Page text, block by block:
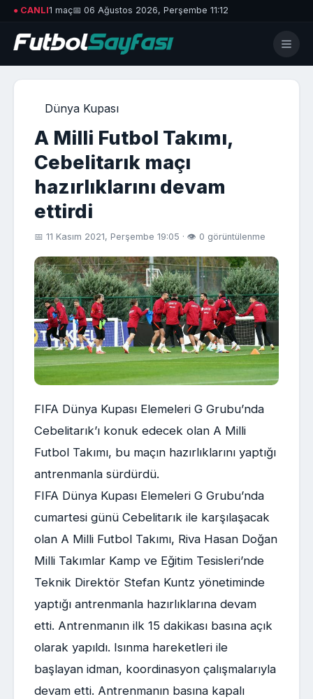
● CANLI1 maç📅 06 Ağustos 2026, Perşembe 11:12
Dünya Kupası
A Milli Futbol Takımı,
Cebelitarık maçı
hazırlıklarını devam
ettirdi
📅 11 Kasım 2021, Perşembe 19:05 · 👁 0 görüntülenme
FIFA Dünya Kupası Elemeleri G Grubu’nda
Cebelitarık’ı konuk edecek olan A Milli
Futbol Takımı, bu maçın hazırlıklarını yaptığı
antrenmanla sürdürdü.
FIFA Dünya Kupası Elemeleri G Grubu’nda
cumartesi günü Cebelitarık ile karşılaşacak
olan A Milli Futbol Takımı, Riva Hasan Doğan
Milli Takımlar Kamp ve Eğitim Tesisleri’nde
Teknik Direktör Stefan Kuntz yönetiminde
yaptığı antrenmanla hazırlıklarına devam
etti. Antrenmanın ilk 15 dakikası basına açık
olarak yapıldı. Isınma hareketleri ile
başlayan idman, koordinasyon çalışmalarıyla
devam etti. Antrenmanın basına kapalı